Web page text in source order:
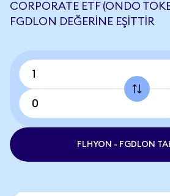
CORPORATE ETF (ONDO
FGDLON DEĞERINE EŞITTIR
FLHYON - FGDLON